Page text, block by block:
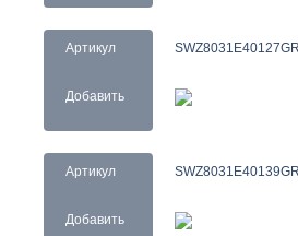
Артикул
Добавить
SWZ8031E40127GR
Артикул
Добавить
SWZ8031E40139GR